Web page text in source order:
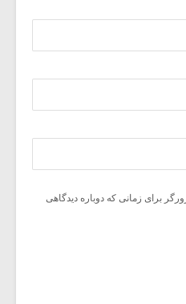
برای زمانی که دوباره دیدگاهی